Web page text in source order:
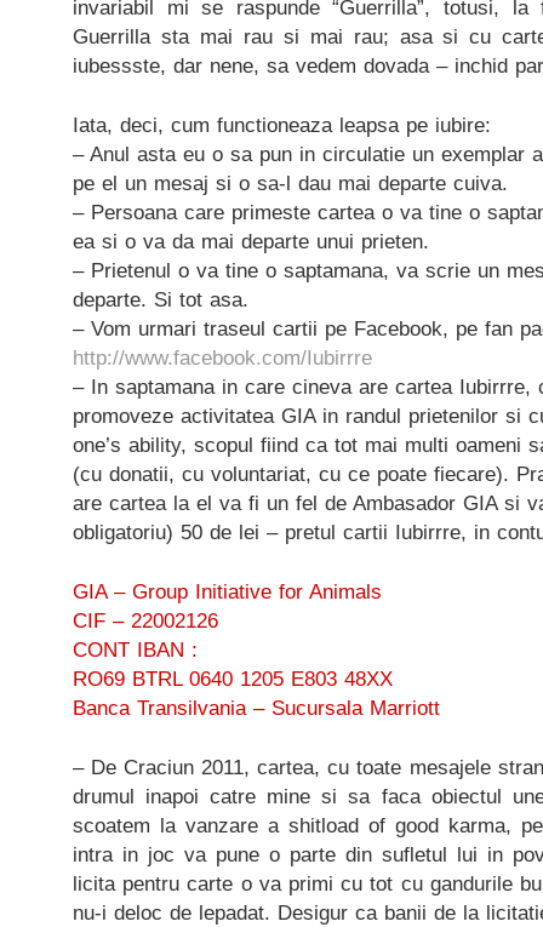
invariabil mi se raspunde “Guerrilla”, totusi, la
Guerrilla sta mai rau si mai rau; asa si cu
iubessste, dar nene, sa vedem dovada – inchid
Iata, deci, cum functioneaza leapsa pe iubire:
– Anul asta eu o sa pun in circulatie un exemplar
pe el un mesaj si o sa-l dau mai departe cuiva.
– Persoana care primeste cartea o va tine o
ea si o va da mai departe unui prieten.
– Prietenul o va tine o saptamana, va scrie un
departe. Si tot asa.
– Vom urmari traseul cartii pe Facebook, pe fan
http://www.facebook.com/Iubirrre
– In saptamana in care cineva are cartea Iubirrre,
promoveze activitatea GIA in randul prietenilor si
one’s ability, scopul fiind ca tot mai multi oameni
(cu donatii, cu voluntariat, cu ce poate fiecare).
are cartea la el va fi un fel de Ambasador GIA si
obligatoriu) 50 de lei – pretul cartii Iubirrre, in
GIA – Group Initiative for Animals
CIF – 22002126
CONT IBAN :
RO69 BTRL 0640 1205 E803 48XX
Banca Transilvania – Sucursala Marriott
– De Craciun 2011, cartea, cu toate mesajele
drumul inapoi catre mine si sa faca obiectul
scoatem la vanzare a shitload of good karma,
intra in joc va pune o parte din sufletul lui in
licita pentru carte o va primi cu tot cu gandurile
nu-i deloc de lepadat. Desigur ca banii de la